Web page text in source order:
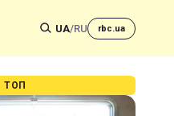
UA/RU rbc.ua
ТОП